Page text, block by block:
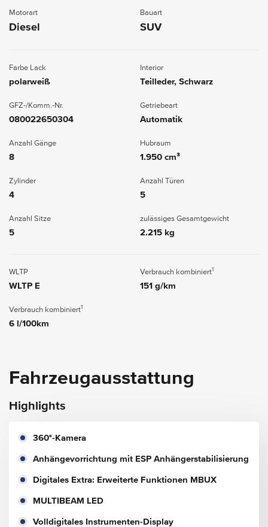
Motorart
Diesel
Bauart
SUV
Farbe Lack
polarweiß
Interior
Teilleder, Schwarz
GFZ-/Komm.-Nr.
080022650304
Getriebeart
Automatik
Anzahl Gänge
8
Hubraum
1.950 cm³
Zylinder
4
Anzahl Türen
5
Anzahl Sitze
5
zulässiges Gesamtgewicht
2.215 kg
WLTP
WLTP E
Verbrauch kombiniert1
151 g/km
Verbrauch kombiniert1
6 l/100km
Fahrzeugausstattung
Highlights
360°-Kamera
Anhängevorrichtung mit ESP Anhängerstabilisierung
Digitales Extra: Erweiterte Funktionen MBUX
MULTIBEAM LED
Volldigitales Instrumenten-Display